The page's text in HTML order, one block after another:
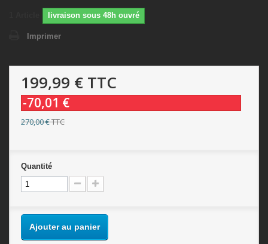
livraison sous 48h ouvré
Imprimer
199,99 € TTC
-70,01 €
270,00 €TTC
Quantité
Ajouter au panier